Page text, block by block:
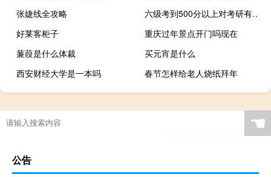
张婕线全攻略
六级考到500分以上对考研有好处吗
好莱客柜子
重庆过年景点开门吗现在
蒹葭是什么体裁
买元宵是什么
西安财经大学是一本吗
春节怎样给老人烧纸拜年
☚
公告